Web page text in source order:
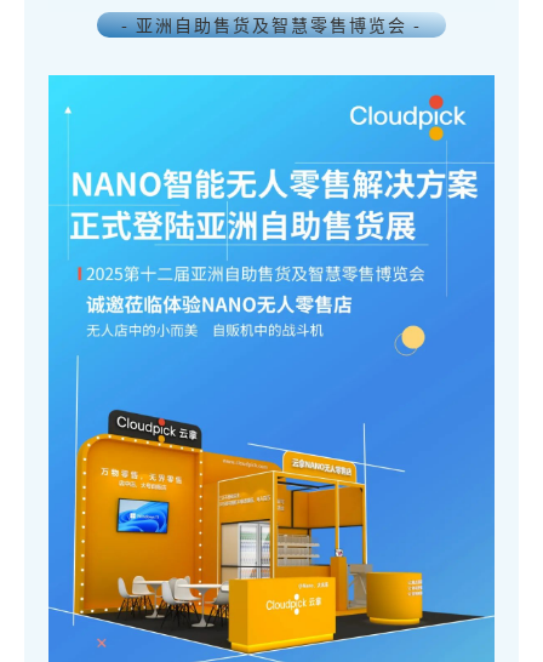
- 亚洲自助售货及智慧零售博览会 -